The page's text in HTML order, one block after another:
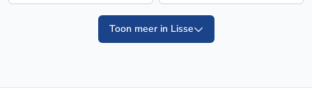
Toon meer in Lisse